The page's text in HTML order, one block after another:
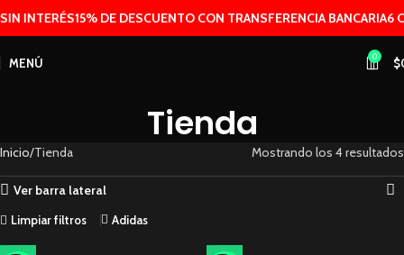
MENÚ 0 $
Tienda
Inicio Tienda Mostrando los 4 resultados
Ver barra lateral
Limpiar filtros Adidas
INTERÉS15% DE DESCUENTO CON TRANSFERENCIA BANCARIA6